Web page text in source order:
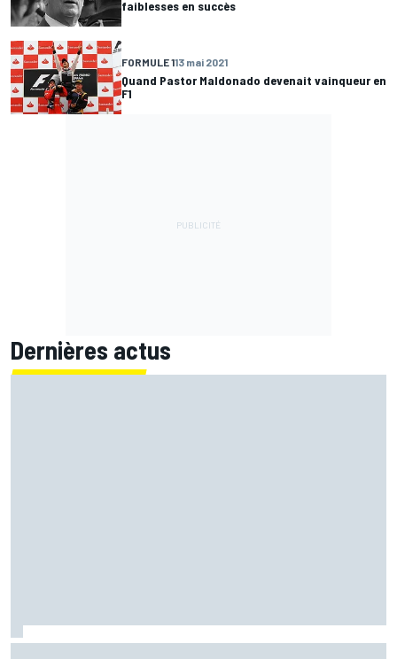
faiblesses en succès
FORMULE 113 mai 2021
Quand Pastor Maldonado devenait vainqueur en
F1
Dernières actus